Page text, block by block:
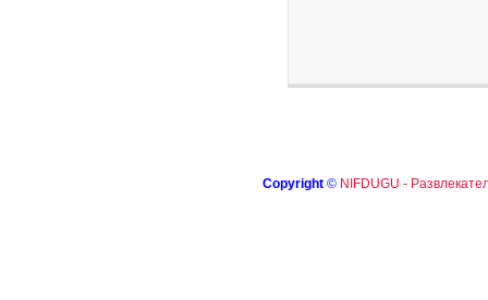
Copyright © NIFDUGU -